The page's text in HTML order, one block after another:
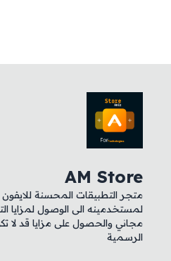
AM Store
متجر التطبيقات المحسنة للايفون
لمستخدمينه الى الوصول لمزايا
مجاني والحصول على مزايا قد لا
الرسمية